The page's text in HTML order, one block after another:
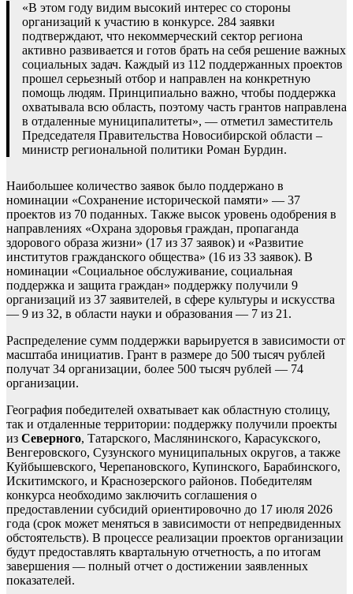
«В этом году видим высокий интерес со стороны
организаций к участию в конкурсе. 284 заявки
подтверждают, что некоммерческий сектор региона
активно развивается и готов брать на себя решение важных
социальных задач. Каждый из 112 поддержанных проектов
прошел серьезный отбор и направлен на конкретную
помощь людям. Принципиально важно, чтобы поддержка
охватывала всю область, поэтому часть грантов направлена
в отдаленные муниципалитеты», — отметил заместитель
Председателя Правительства Новосибирской области –
министр региональной политики Роман Бурдин.
Наибольшее количество заявок было поддержано в
номинации «Сохранение исторической памяти» — 37
проектов из 70 поданных. Также высок уровень одобрения в
направлениях «Охрана здоровья граждан, пропаганда
здорового образа жизни» (17 из 37 заявок) и «Развитие
институтов гражданского общества» (16 из 33 заявок). В
номинации «Социальное обслуживание, социальная
поддержка и защита граждан» поддержку получили 9
организаций из 37 заявителей, в сфере культуры и искусства
— 9 из 32, в области науки и образования — 7 из 21.
Распределение сумм поддержки варьируется в зависимости от
масштаба инициатив. Грант в размере до 500 тысяч рублей
получат 34 организации, более 500 тысяч рублей — 74
организации.
География победителей охватывает как областную столицу,
так и отдаленные территории: поддержку получили проекты
из Северного, Татарского, Маслянинского, Карасукского,
Венгеровского, Сузунского муниципальных округов, а также
Куйбышевского, Черепановского, Купинского, Барабинского,
Искитимского, и Краснозерского районов. Победителям
конкурса необходимо заключить соглашения о
предоставлении субсидий ориентировочно до 17 июля 2026
года (срок может меняться в зависимости от непредвиденных
обстоятельств). В процессе реализации проектов организации
будут предоставлять квартальную отчетность, а по итогам
завершения — полный отчет о достижении заявленных
показателей.